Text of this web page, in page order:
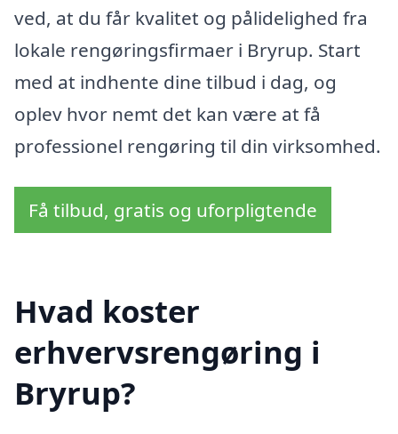
ved, at du får kvalitet og pålidelighed fra
lokale rengøringsfirmaer i Bryrup. Start
med at indhente dine tilbud i dag, og
oplev hvor nemt det kan være at få
professionel rengøring til din virksomhed.
Få tilbud, gratis og uforpligtende
Hvad koster
erhvervsrengøring i
Bryrup?